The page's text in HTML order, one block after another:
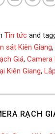
Tin tứcand
sát Kiên Giang,
Giá, Camera
Kiên Giang,
RẠCH